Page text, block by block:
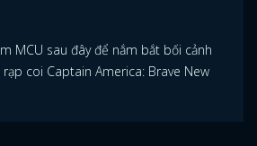
MCU sau đây để nắm bắt bối cảnh
coi Captain America: Brave New